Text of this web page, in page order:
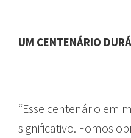
UM CENTENÁRIO
“Esse centenário em
significativo. Fomos